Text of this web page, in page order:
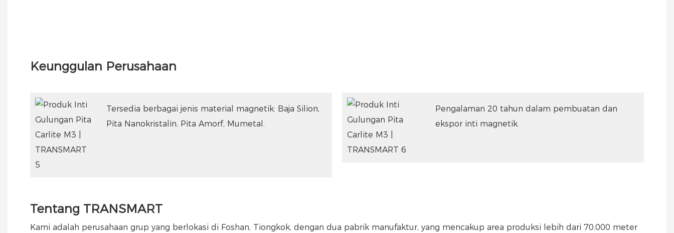
Keunggulan Perusahaan
Tersedia berbagai jenis material magnetik: Baja Silion,
Pita Nanokristalin, Pita Amorf, Mumetal.
Pengalaman 20 tahun dalam pembuatan dan
ekspor inti magnetik.
Tentang TRANSMART
Kami adalah perusahaan grup yang berlokasi di Foshan, Tiongkok, dengan dua pabrik manufaktur, yang mencakup area produksi lebih dari 70.000 meter